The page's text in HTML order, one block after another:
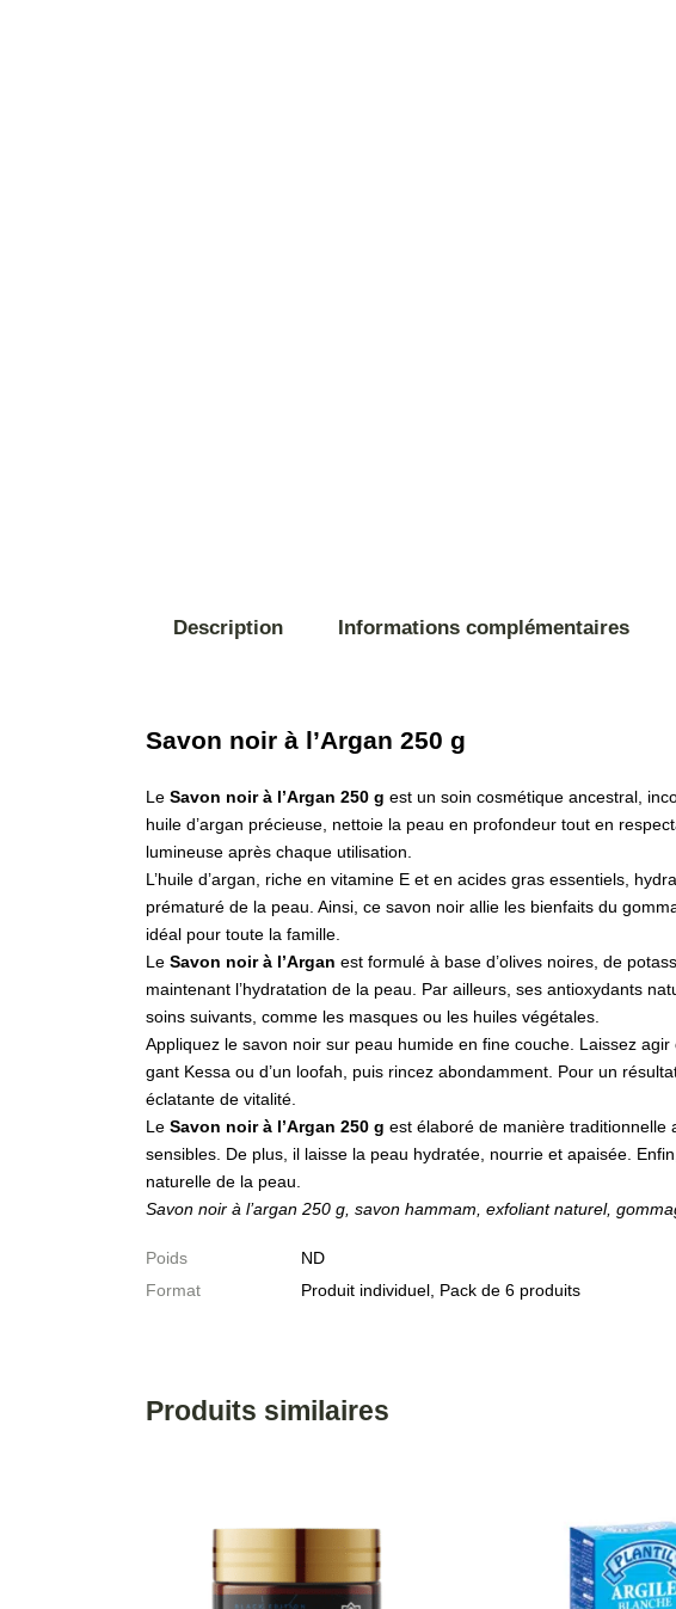
Description Informations complémentaires
Savon noir à l’Argan 250 g
Le Savon noir à l’Argan 250 g est un soin cosmétique ancestral,
huile d’argan précieuse, nettoie la peau en profondeur tout en
lumineuse après chaque utilisation.
L’huile d’argan, riche en vitamine E et en acides gras essentiels,
prématuré de la peau. Ainsi, ce savon noir allie les bienfaits du
idéal pour toute la famille.
Le Savon noir à l’Argan est formulé à base d’olives noires, de
maintenant l’hydratation de la peau. Par ailleurs, ses antioxydants
soins suivants, comme les masques ou les huiles végétales.
Appliquez le savon noir sur peau humide en fine couche. Laissez
gant Kessa ou d’un loofah, puis rincez abondamment. Pour un
éclatante de vitalité.
Le Savon noir à l’Argan 250 g est élaboré de manière traditionnelle
sensibles. De plus, il laisse la peau hydratée, nourrie et apaisée.
naturelle de la peau.
Savon noir à l’argan 250 g, savon hammam, exfoliant naturel,
Poids
ND
Format
Produit individuel, Pack de 6 produits
Produits similaires